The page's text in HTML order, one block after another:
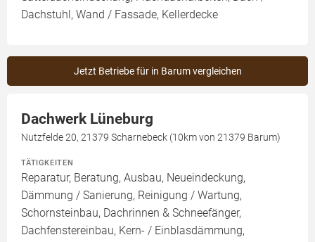
Dachstuhl, Wand / Fassade, Kellerdecke
Jetzt Betriebe für in Barum vergleichen
Dachwerk Lüneburg
Nutzfelde 20, 21379 Scharnebeck (10km von 21379 Barum)
TÄTIGKEITEN
Reparatur, Beratung, Ausbau, Neueindeckung,
Dämmung / Sanierung, Reinigung / Wartung,
Schornsteinbau, Dachrinnen & Schneefänger,
Dachfenstereinbau, Kern- / Einblasdämmung,